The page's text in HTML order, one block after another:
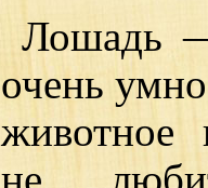
Лошадь
очень
животное